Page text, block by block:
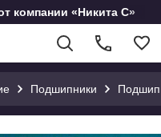
компании «Никита С»
Подшипники